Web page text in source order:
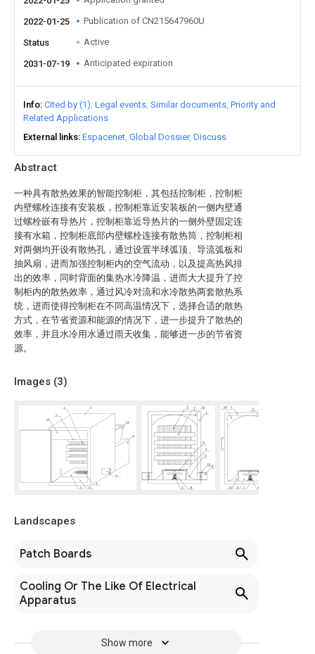
Abstract
一种具有散热效果的智能控制柜，其包括控制柜，控制柜
内壁螺栓连接有安装板，控制柜靠近安装板的一侧内壁通
过螺栓嵌有导热片，控制柜靠近导热片的一侧外壁固定连
接有水箱，控制柜底部内壁螺栓连接有散热筒，控制柜相
对两侧均开设有散热孔，通过设置半球弧顶、导流弧板和
抽风扇，进而加强控制柜内的空气流动，以及提高热风排
出的效率，同时背面的集热水冷降温，进而大大提升了控
制柜内的散热效率，通过风冷对流和水冷散热两套散热系
统，进而使得控制柜在不同高温情况下，选择合适的散热
方式，在节省资源和能源的情况下，进一步提升了散热的
效率，并且水冷用水通过雨天收集，能够进一步的节省资
源。
Images (3)
Landscapes
Patch Boards
Cooling Or The Like Of Electrical
Apparatus
Show more
2022-01-25 Publication of CN215647960U
Status Active
2031-07-19 Anticipated expiration
Info Cited by (1) Legal events Similar documents Priority and
Related Applications
External links Espacenet Global Dossier Discuss